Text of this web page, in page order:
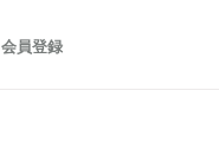
会員登録